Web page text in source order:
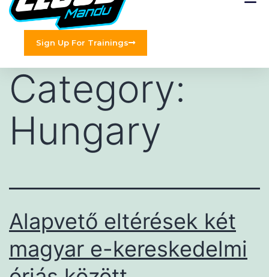
Sign Up For Trainings
Category:
Hungary
Alapvető eltérések két
magyar e-kereskedelmi